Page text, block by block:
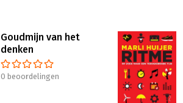
Goudmijn van het
denken
0 beoordelingen